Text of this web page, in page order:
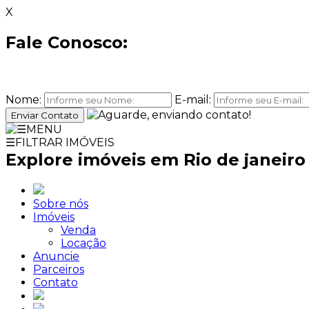
X
Fale Conosco:
Nome: E-mail:
Enviar Contato
☰MENU
Explore imóveis em Rio de janeiro
Sobre nós
Imóveis
Venda
Locação
Anuncie
Parceiros
Contato
☰FILTRAR IMÓVEIS